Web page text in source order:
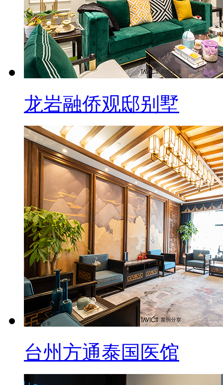
龙岩融侨观邸别墅
台州方通泰国医馆